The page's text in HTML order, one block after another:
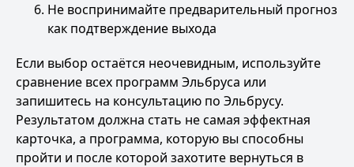
Не воспринимайте предварительный прогноз
как подтверждение выхода
Если выбор остаётся неочевидным, используйте
сравнение всех программ Эльбруса или
запишитесь на консультацию по Эльбрусу.
Результатом должна стать не самая эффектная
карточка, а программа, которую вы способны
пройти и после которой захотите вернуться в